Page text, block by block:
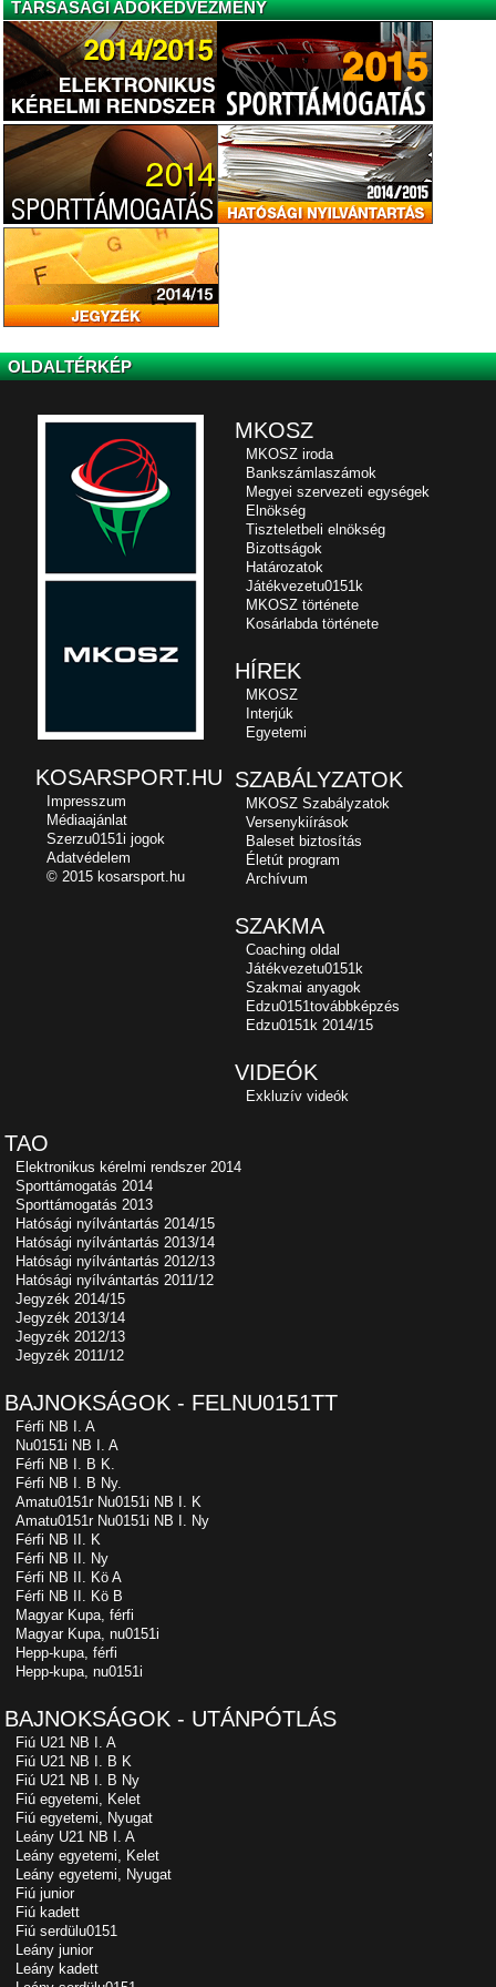
TÁRSASÁGI ADÓKEDVEZMÉNY
OLDALTÉRKÉP
MKOSZ
MKOSZ iroda
Bankszámlaszámok
Megyei szervezeti egységek
Elnökség
Tiszteletbeli elnökség
Bizottságok
Határozatok
Játékvezetu0151k
MKOSZ története
Kosárlabda története
HÍREK
MKOSZ
Interjúk
Egyetemi
SZABÁLYZATOK
MKOSZ Szabályzatok
Versenykiírások
Baleset biztosítás
Életút program
Archívum
SZAKMA
Coaching oldal
Játékvezetu0151k
Szakmai anyagok
Edzu0151továbbképzés
Edzu0151k 2014/15
VIDEÓK
Exkluzív videók
TAO
Elektronikus kérelmi rendszer 2014
Sporttámogatás 2014
Sporttámogatás 2013
Hatósági nyílvántartás 2014/15
Hatósági nyílvántartás 2013/14
Hatósági nyílvántartás 2012/13
Hatósági nyílvántartás 2011/12
Jegyzék 2014/15
Jegyzék 2013/14
Jegyzék 2012/13
Jegyzék 2011/12
BAJNOKSÁGOK - FELNU0151TT
Férfi NB I. A
Nu0151i NB I. A
Férfi NB I. B K.
Férfi NB I. B Ny.
Amatu0151r Nu0151i NB I. K
Amatu0151r Nu0151i NB I. Ny
Férfi NB II. K
Férfi NB II. Ny
Férfi NB II. Kö A
Férfi NB II. Kö B
Magyar Kupa, férfi
Magyar Kupa, nu0151i
Hepp-kupa, férfi
Hepp-kupa, nu0151i
BAJNOKSÁGOK - UTÁNPÓTLÁS
Fiú U21 NB I. A
Fiú U21 NB I. B K
Fiú U21 NB I. B Ny
Fiú egyetemi, Kelet
Fiú egyetemi, Nyugat
Leány U21 NB I. A
Leány egyetemi, Kelet
Leány egyetemi, Nyugat
Fiú junior
Fiú kadett
Fiú serdülu0151
Leány junior
Leány kadett
KOSARSPORT.HU
Impresszum
Médiaajánlat
Szerzu0151i jogok
Adatvédelem
© 2015 kosarsport.hu